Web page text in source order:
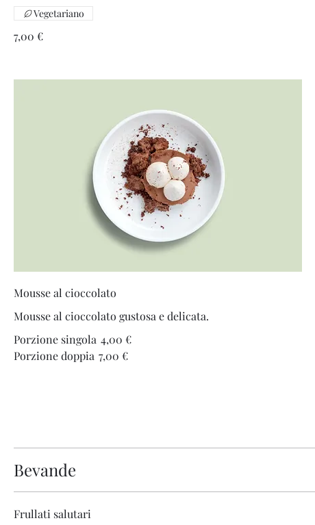
7,00 €
Vegetariano
Mousse al cioccolato
Mousse al cioccolato gustosa e delicata.
Porzione singola 4,00 €
Porzione doppia 7,00 €
Bevande
Frullati salutari